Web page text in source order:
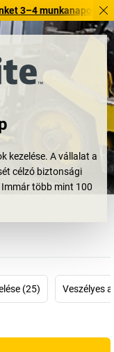
belül
kezelése. A vállalat a
célzó biztonsági
több mint 100
egyesült államokbeli
a biztonsági
hogy az éghető és a
(25) Veszélyes